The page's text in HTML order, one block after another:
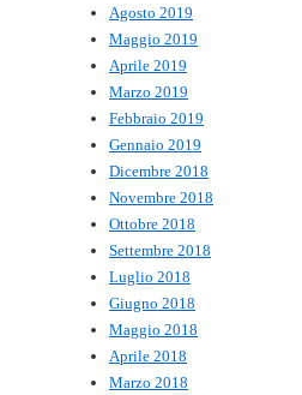
Agosto 2019
Maggio 2019
Aprile 2019
Marzo 2019
Febbraio 2019
Gennaio 2019
Dicembre 2018
Novembre 2018
Ottobre 2018
Settembre 2018
Luglio 2018
Giugno 2018
Maggio 2018
Aprile 2018
Marzo 2018